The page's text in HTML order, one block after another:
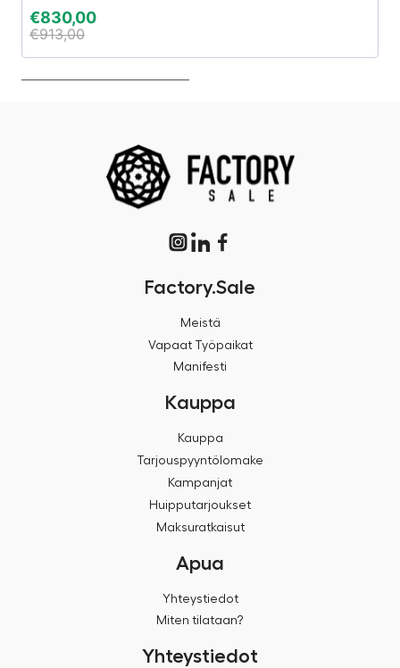
€830,00
€913,00
Factory.Sale
Meistä
Vapaat Työpaikat
Manifesti
Kauppa
Kauppa
Tarjouspyyntölomake
Kampanjat
Huipputarjoukset
Maksuratkaisut
Apua
Yhteystiedot
Miten tilataan?
Yhteystiedot